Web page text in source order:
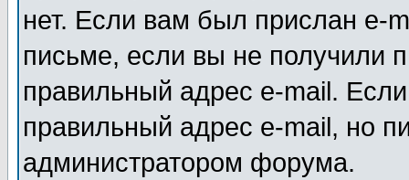
нет. Если вам был прислан e-
письме, если вы не получили
правильный адрес e-mail.
правильный адрес e-mail, но
администратором форума.